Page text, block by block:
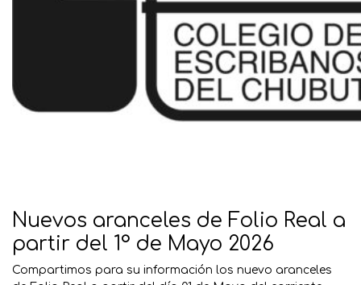
Nuevos aranceles de Folio Real a
partir del 1° de Mayo 2026
Compartimos para su información los nuevo aranceles